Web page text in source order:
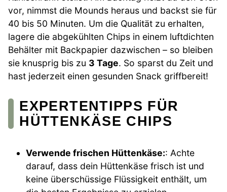
vor, nimmst die Mounds heraus und backst sie für
40 bis 50 Minuten. Um die Qualität zu erhalten,
lagere die abgekühlten Chips in einem luftdichten
Behälter mit Backpapier dazwischen – so bleiben
sie knusprig bis zu 3 Tage. So sparst du Zeit und
hast jederzeit einen gesunden Snack griffbereit!
EXPERTENTIPPS FÜR
HÜTTENKÄSE CHIPS
Verwende frischen Hüttenkäse:: Achte
darauf, dass dein Hüttenkäse frisch ist und
keine überschüssige Flüssigkeit enthält, um